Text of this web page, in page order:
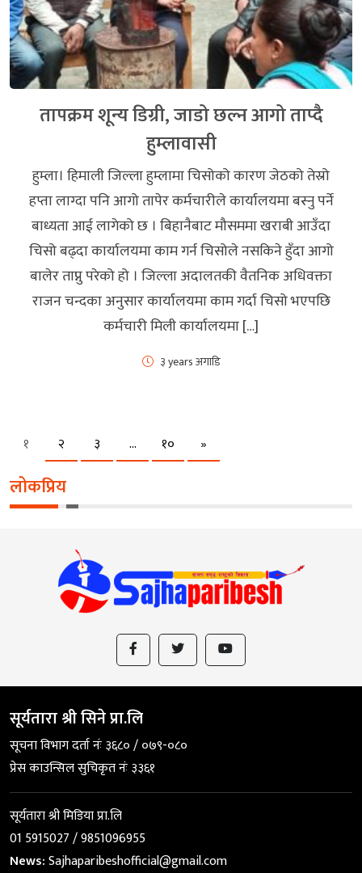
तापक्रम शून्य डिग्री, जाडो छल्न आगो ताप्दै
हुम्लावासी
हुम्ला। हिमाली जिल्ला हुम्लामा चिसोको कारण जेठको तेस्रो
हप्ता लाग्दा पनि आगो तापेर कर्मचारीले कार्यालयमा बस्नु पर्ने
बाध्यता आई लागेको छ । बिहानैबाट मौसममा खराबी आउँदा
चिसो बढ्दा कार्यालयमा काम गर्न चिसोले नसकिने हुँदा आगो
बालेर ताप्नु परेको हो । जिल्ला अदालतकी वैतनिक अधिवक्ता
राजन चन्दका अनुसार कार्यालयमा काम गर्दा चिसो भएपछि
कर्मचारी मिली कार्यालयमा […]
३ years अगाडि
१ २ ३ … १० »
लोकप्रिय
सूर्यतारा श्री सिने प्रा.लि
सूचना विभाग दर्ता नंः ३६८० / ०७९-०८०
प्रेस काउन्सिल सुचिकृत नंः ३३६१
सूर्यतारा श्री मिडिया प्रा.लि
01 5915027 / 9851096955
News:Sajhaparibeshofficial@gmail.com